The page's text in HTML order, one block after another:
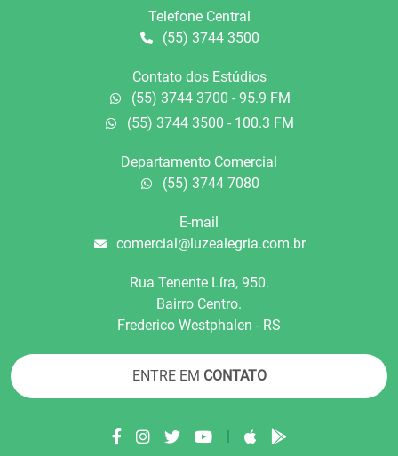
Telefone Central
(55) 3744 3500
Contato dos Estúdios
(55) 3744 3700 - 95.9 FM
(55) 3744 3500 - 100.3 FM
Departamento Comercial
(55) 3744 7080
E-mail
comercial@luzealegria.com.br
Rua Tenente Líra, 950.
Bairro Centro.
Frederico Westphalen - RS
ENTRE EM CONTATO
|